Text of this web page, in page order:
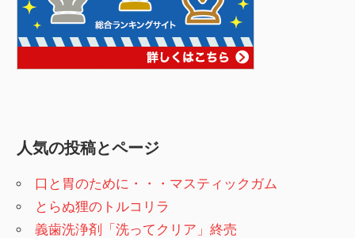
人気の投稿とページ
口と胃のために・・・マスティックガム
とらぬ狸のトルコリラ
義歯洗浄剤「洗ってクリア」終売